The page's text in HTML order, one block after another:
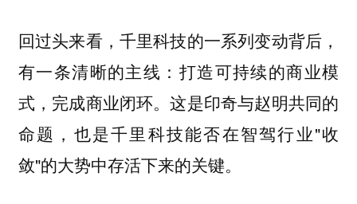
回过头来看，千里科技的一系列变动背后，
有一条清晰的主线：打造可持续的商业模
式，完成商业闭环。这是印奇与赵明共同的
命题，也是千里科技能否在智驾行业"收
敛"的大势中存活下来的关键。